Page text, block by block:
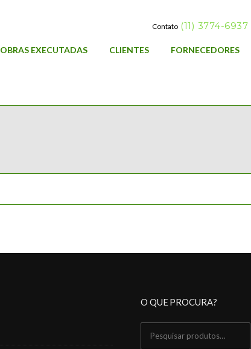
Contato (11) 3774-6937
OBRAS EXECUTADAS CLIENTES FORNECEDORES
O QUE PROCURA?